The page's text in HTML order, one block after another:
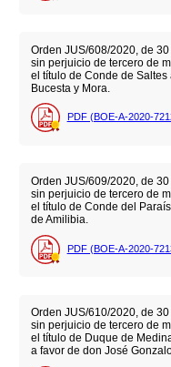
Orden JUS/608/2020, de
sin perjuicio de tercero de
el título de Conde de
Bucesta y Mora.
PDF (BOE-A-2020-
Orden JUS/609/2020, de
sin perjuicio de tercero de
el título de Conde del
de Amilibia.
PDF (BOE-A-2020-
Orden JUS/610/2020, de
sin perjuicio de tercero de
el título de Duque de
a favor de don José